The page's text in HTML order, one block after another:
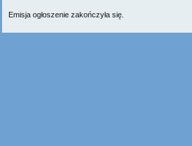
Emisja ogłoszenie zakończyła się.